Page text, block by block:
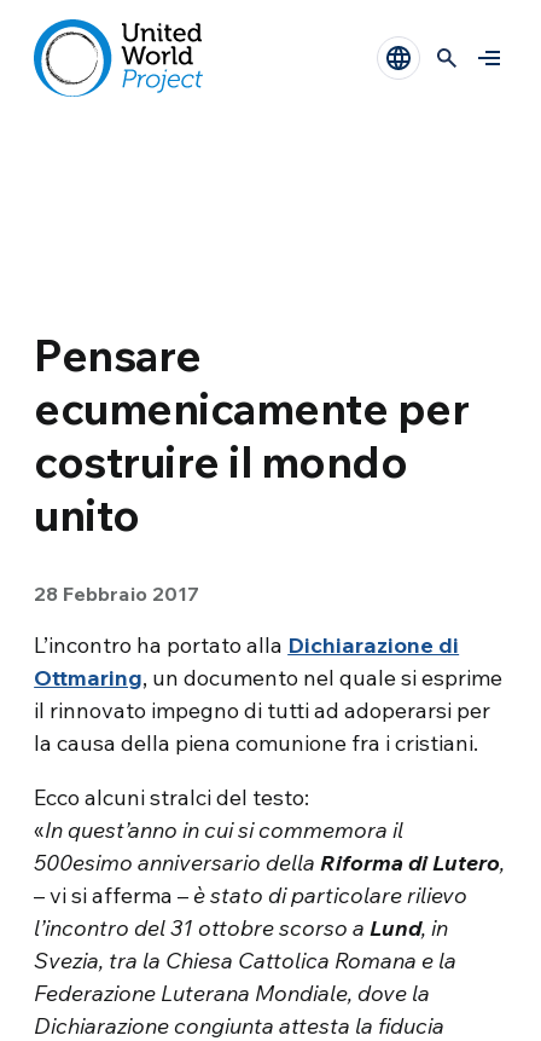
Pensare
ecumenicamente per
costruire il mondo
unito
28 Febbraio 2017
L’incontro ha portato alla Dichiarazione di
Ottmaring, un documento nel quale si esprime
il rinnovato impegno di tutti ad adoperarsi per
la causa della piena comunione fra i cristiani.
Ecco alcuni stralci del testo:
«In quest’anno in cui si commemora il
500esimo anniversario dellaRiforma di Lutero,
– vi si afferma –è stato di particolare rilievo
l’incontro del 31 ottobre scorso aLund, in
Svezia, tra la Chiesa Cattolica Romana e la
Federazione Luterana Mondiale, dove la
Dichiarazione congiunta attesta la fiducia